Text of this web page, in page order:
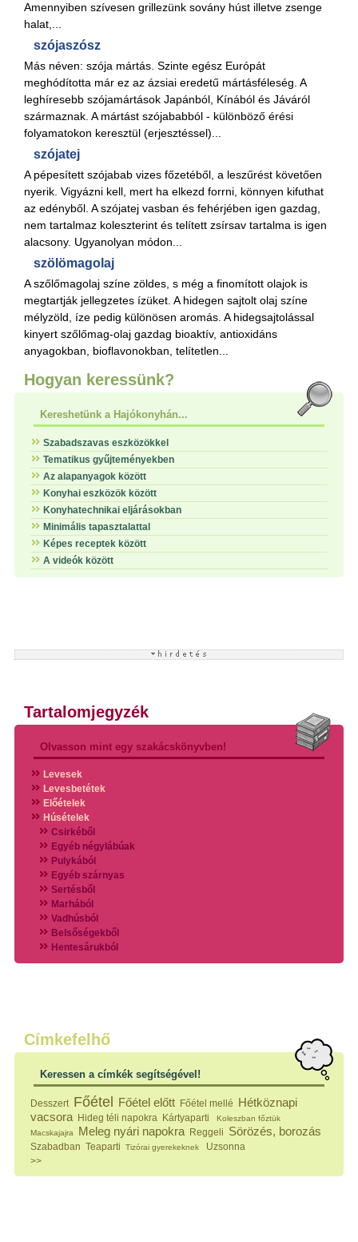
Amennyiben szívesen grillezünk sovány húst illetve zsenge
halat,...
szójaszósz
Más néven: szója mártás. Szinte egész Európát
meghódította már ez az ázsiai eredetű mártásféleség. A
leghíresebb szójamártások Japánból, Kínából és Jáváról
származnak. A mártást szójababból - különböző érési
folyamatokon keresztül (erjesztéssel)...
szójatej
A pépesített szójabab vizes főzetéből, a leszűrést követően
nyerik. Vigyázni kell, mert ha elkezd forrni, könnyen kifuthat
az edényből. A szójatej vasban és fehérjében igen gazdag,
nem tartalmaz koleszterint és telített zsírsav tartalma is igen
alacsony. Ugyanolyan módon...
szölömagolaj
A szőlőmagolaj színe zöldes, s még a finomított olajok is
megtartják jellegzetes ízüket. A hidegen sajtolt olaj színe
mélyzöld, íze pedig különösen aromás. A hidegsajtolással
kinyert szőlőmag-olaj gazdag bioaktív, antioxidáns
anyagokban, bioflavonokban, telítetlen...
Hogyan keressünk?
Kereshetünk a Hajókonyhán...
Szabadszavas eszközökkel
Tematikus gyűjteményekben
Az alapanyagok között
Konyhai eszközök között
Konyhatechnikai eljárásokban
Minimális tapasztalattal
Képes receptek között
A videók között
Tartalomjegyzék
Olvasson mint egy szakácskönyvben!
Levesek
Levesbetétek
Előételek
Húsételek
Csirkéből
Egyéb négylábúak
Pulykából
Egyéb szárnyas
Sertésből
Marhából
Vadhúsból
Belsőségekből
Hentesárukból
Vadszárnyasokból
Köretek
Klasszikus főzelékek
Zöldséges ételek
Hidegkonyhai készítmények
Főtt tészták
Zsiradékban sült tészták
Sütőben sült tészták
Mártások
Címkefelhő
Keressen a címkék segítségével!
Desszert Főétel Főétel előtt Főétel mellé Hétköznapi
vacsora Hideg téli napokra Kártyaparti
Koleszban főztük
Macskajajra
Meleg nyári napokra Reggeli Sörözés, borozás
Szabadban Teaparti Tizórai gyerekeknek
Uzsonna
>>